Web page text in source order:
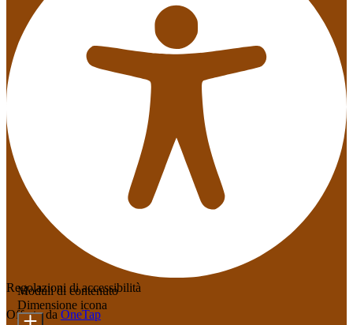
Regolazioni di accessibilità
Offerto da OneTap
Moduli di contenuto
Dimensione icona